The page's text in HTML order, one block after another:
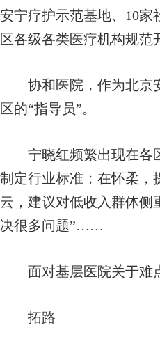
安宁疗护示范基地、10家
区各级各类医疗机构规范
协和医院，作为北京安
区的“指导员”。
宁晓红频繁出现在各区
制定行业标准；在怀柔，
云，建议对低收入群体侧
决很多问题”……
面对基层医院关于难点
拓路